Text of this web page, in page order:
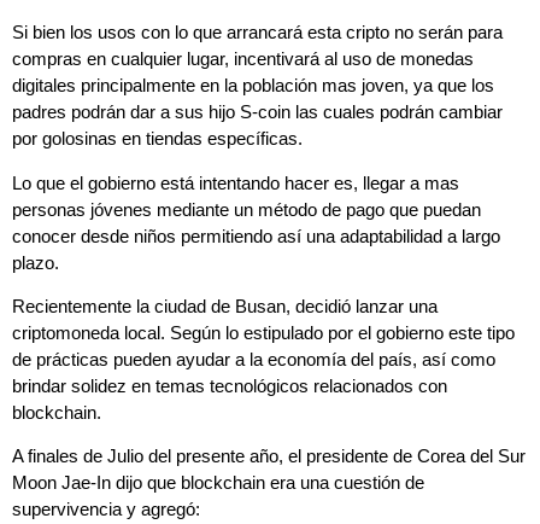
Si bien los usos con lo que arrancará esta cripto no serán para
compras en cualquier lugar, incentivará al uso de monedas
digitales principalmente en la población mas joven, ya que los
padres podrán dar a sus hijo S-coin las cuales podrán cambiar
por golosinas en tiendas específicas.
Lo que el gobierno está intentando hacer es, llegar a mas
personas jóvenes mediante un método de pago que puedan
conocer desde niños permitiendo así una adaptabilidad a largo
plazo.
Recientemente la ciudad de Busan, decidió lanzar una
criptomoneda local. Según lo estipulado por el gobierno este tipo
de prácticas pueden ayudar a la economía del país, así como
brindar solidez en temas tecnológicos relacionados con
blockchain.
A finales de Julio del presente año, el presidente de Corea del Sur
Moon Jae-In dijo que blockchain era una cuestión de
supervivencia y agregó: